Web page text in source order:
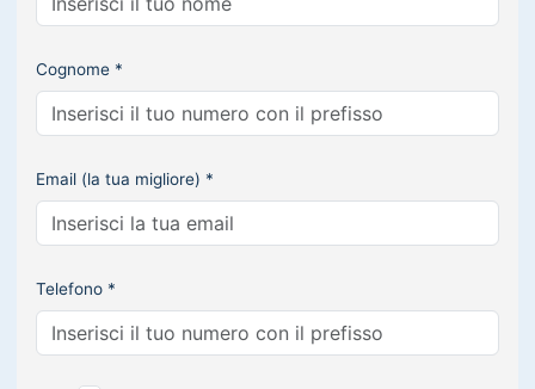
Cognome *
Email (la tua migliore) *
Telefono *